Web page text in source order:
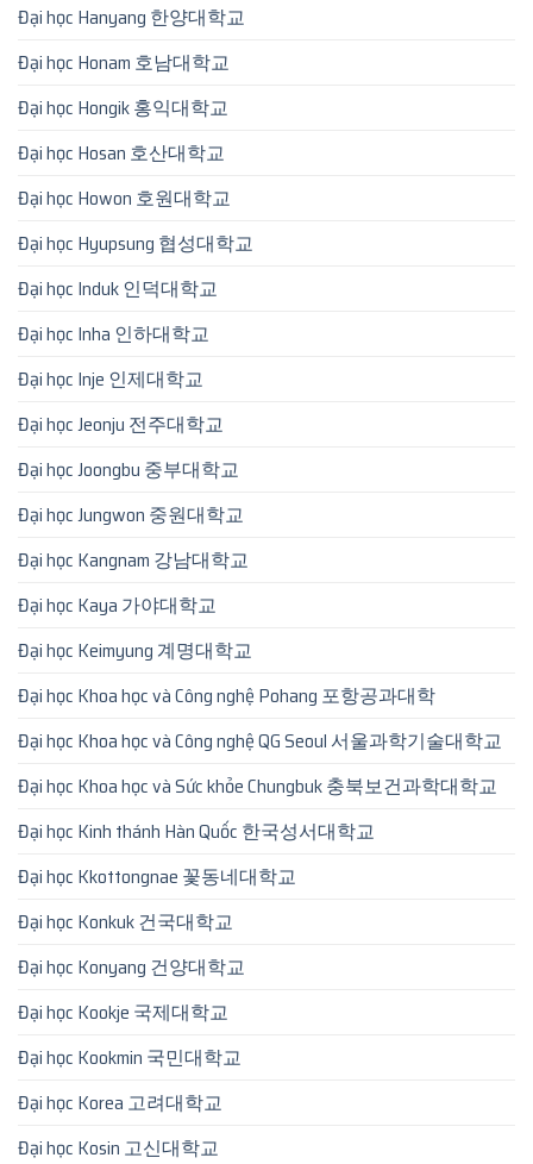
Đại học Hanyang 한양대학교
Đại học Honam 호남대학교
Đại học Hongik 홍익대학교
Đại học Hosan 호산대학교
Đại học Howon 호원대학교
Đại học Hyupsung 협성대학교
Đại học Induk 인덕대학교
Đại học Inha 인하대학교
Đại học Inje 인제대학교
Đại học Jeonju 전주대학교
Đại học Joongbu 중부대학교
Đại học Jungwon 중원대학교
Đại học Kangnam 강남대학교
Đại học Kaya 가야대학교
Đại học Keimyung 계명대학교
Đại học Khoa học và Công nghệ Pohang 포항공과대학
Đại học Khoa học và Công nghệ QG Seoul 서울과학기술대학교
Đại học Khoa học và Sức khỏe Chungbuk 충북보건과학대학교
Đại học Kinh thánh Hàn Quốc 한국성서대학교
Đại học Kkottongnae 꽃동네대학교
Đại học Konkuk 건국대학교
Đại học Konyang 건양대학교
Đại học Kookje 국제대학교
Đại học Kookmin 국민대학교
Đại học Korea 고려대학교
Đại học Kosin 고신대학교